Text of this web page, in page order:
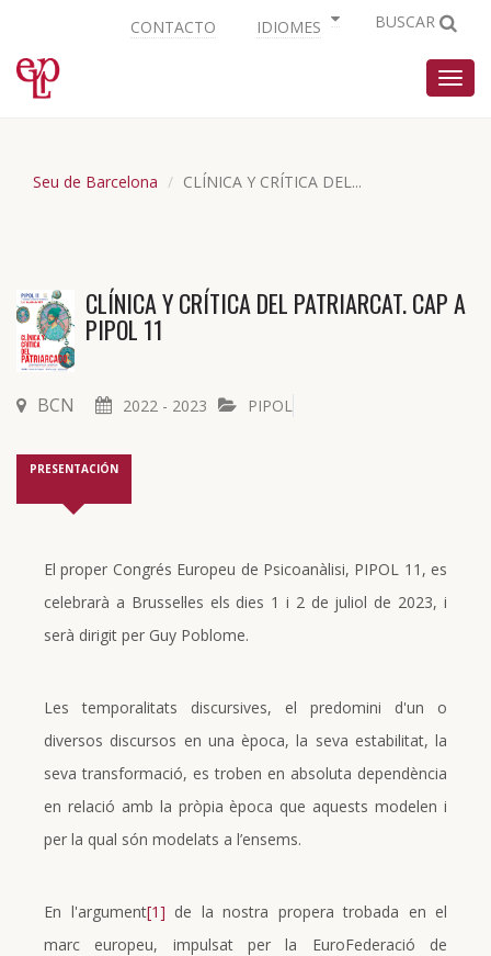
CONTACTO IDIOMES BUSCAR
Seu de Barcelona CLÍNICA Y CRÍTICA DEL...
CLÍNICA Y CRÍTICA DEL PATRIARCAT. CAP A
PIPOL 11
BCN 2022 - 2023 PIPOL
PRESENTACIÓN
El proper Congrés Europeu de Psicoanàlisi, PIPOL 11, es
celebrarà a Brussel·les els dies 1 i 2 de juliol de 2023, i
serà dirigit per Guy Poblome.
Les temporalitats discursives, el predomini d'un o
diversos discursos en una època, la seva estabilitat, la
seva transformació, es troben en absoluta dependència
en relació amb la pròpia època que aquests modelen i
per la qual són modelats a l’ensems.
En l'argument[1] de la nostra propera trobada en el
marc europeu, impulsat per la EuroFederació de